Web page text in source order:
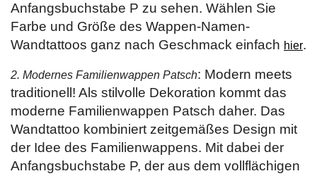
Anfangsbuchstabe P zu sehen. Wählen Sie
Farbe und Größe des Wappen-Namen-
Wandtattoos ganz nach Geschmack einfach hier.
2. Modernes Familienwappen Patsch: Modern meets
traditionell! Als stilvolle Dekoration kommt das
moderne Familienwappen Patsch daher. Das
Wandtattoo kombiniert zeitgemäßes Design mit
der Idee des Familienwappens. Mit dabei der
Anfangsbuchstabe P, der aus dem vollflächigen